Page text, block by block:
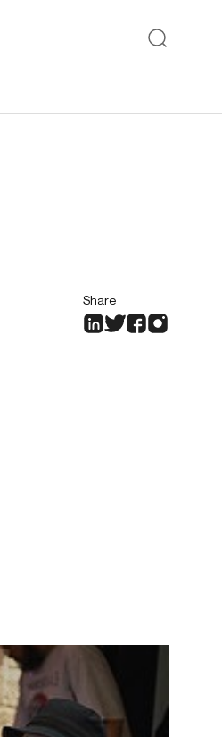
Share